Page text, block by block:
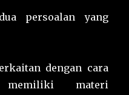
persoalan yang
dengan cara
materi